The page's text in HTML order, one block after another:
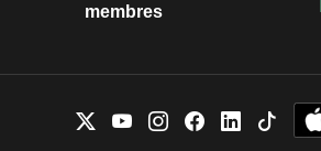
membres